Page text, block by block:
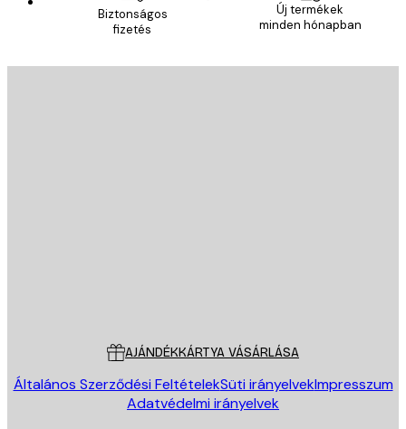
Biztonságos
fizetés
Új termékek
minden hónapban
AJÁNDÉKKÁRTYA VÁSÁRLÁSA
Általános Szerződési FeltételekSüti irányelvekImpresszum
Adatvédelmi irányelvek